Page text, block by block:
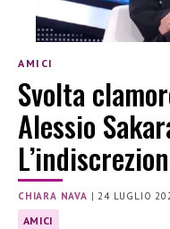
AMICI
Svolta
Alessio
CHIARA NAVA |24 LUGLIO
AMICI